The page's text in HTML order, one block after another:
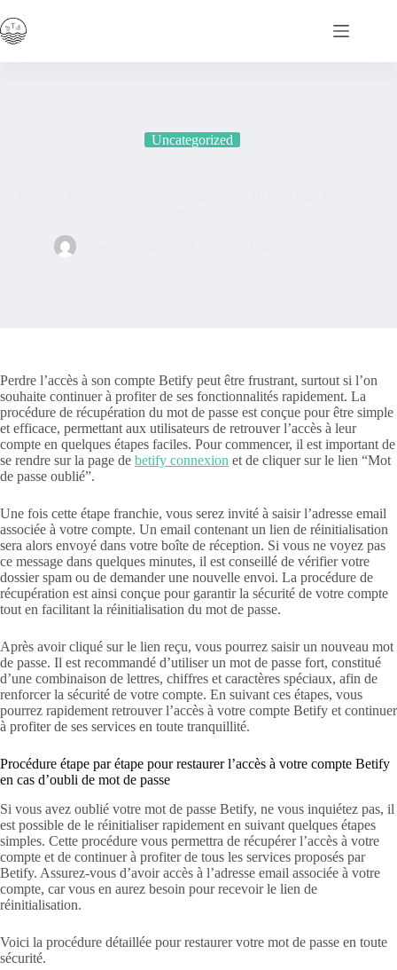
to
content
Uncategorized
Perdre l’accès à son compte Betify peut être frustrant, surtout si l’on
souhaite continuer à profiter de ses fonctionnalités rapidement. La
procédure de récupération du mot de passe est conçue pour être simple
et efficace, permettant aux utilisateurs de retrouver l’accès à leur
compte en quelques étapes faciles. Pour commencer, il est important de
se rendre sur la page de betify connexion et de cliquer sur le lien “Mot
de passe oublié”.
Une fois cette étape franchie, vous serez invité à saisir l’adresse email
associée à votre compte. Un email contenant un lien de réinitialisation
sera alors envoyé dans votre boîte de réception. Si vous ne voyez pas
ce message dans quelques minutes, il est conseillé de vérifier votre
dossier spam ou de demander une nouvelle envoi. La procédure de
récupération est ainsi conçue pour garantir la sécurité de votre compte
tout en facilitant la réinitialisation du mot de passe.
Après avoir cliqué sur le lien reçu, vous pourrez saisir un nouveau mot
de passe. Il est recommandé d’utiliser un mot de passe fort, constitué
d’une combinaison de lettres, chiffres et caractères spéciaux, afin de
renforcer la sécurité de votre compte. En suivant ces étapes, vous
pourrez rapidement retrouver l’accès à votre compte Betify et continuer
à profiter de ses services en toute tranquillité.
Procédure étape par étape pour restaurer l’accès à votre compte Betify
en cas d’oubli de mot de passe
Si vous avez oublié votre mot de passe Betify, ne vous inquiétez pas, il
est possible de le réinitialiser rapidement en suivant quelques étapes
simples. Cette procédure vous permettra de récupérer l’accès à votre
compte et de continuer à profiter de tous les services proposés par
Betify. Assurez-vous d’avoir accès à l’adresse email associée à votre
compte, car vous en aurez besoin pour recevoir le lien de
réinitialisation.
Voici la procédure détaillée pour restaurer votre mot de passe en toute
sécurité.